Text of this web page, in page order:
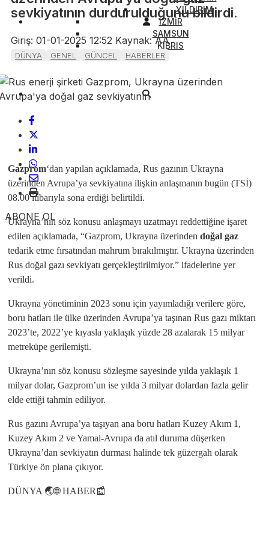
YILDIRIM
İZMİR
SAMSUN
KIBRIS
sevkiyatının durdurulduğunu bildirdi.
Giriş: 01-01-2025 12:52 Kaynak: AA
DÜNYA GENEL GÜNCEL HABERLER
ABONE OL
Gazprom‘dan yapılan açıklamada, Rus gazının Ukrayna
üzerinden Avrupa’ya sevkiyatına ilişkin anlaşmanın bugün (TSİ)
08.00 itibarıyla sona erdiği belirtildi.
Ukrayna’nın söz konusu anlaşmayı uzatmayı reddettiğine işaret
edilen açıklamada, “Gazprom, Ukrayna üzerinden doğal gaz
tedarik etme fırsatından mahrum bırakılmıştır. Ukrayna üzerinden
Rus doğal gazı sevkiyatı gerçekleştirilmiyor.” ifadelerine yer
verildi.
Ukrayna yönetiminin 2023 sonu için yayımladığı verilere göre,
boru hatları ile ülke üzerinden Avrupa’ya taşınan Rus gazı miktarı
2023’te, 2022’ye kıyasla yaklaşık yüzde 28 azalarak 15 milyar
metreküpe gerilemişti.
Ukrayna’nın söz konusu sözleşme sayesinde yılda yaklaşık 1
milyar dolar, Gazprom’un ise yılda 3 milyar dolardan fazla gelir
elde ettiği tahmin ediliyor.
Rus gazını Avrupa’ya taşıyan ana boru hatları Kuzey Akım 1,
Kuzey Akım 2 ve Yamal-Avrupa da atıl duruma düşerken
Ukrayna’dan sevkiyatın durması halinde tek güzergah olarak
Türkiye ön plana çıkıyor.
DÜNYA 🌏🌐 HABER📰